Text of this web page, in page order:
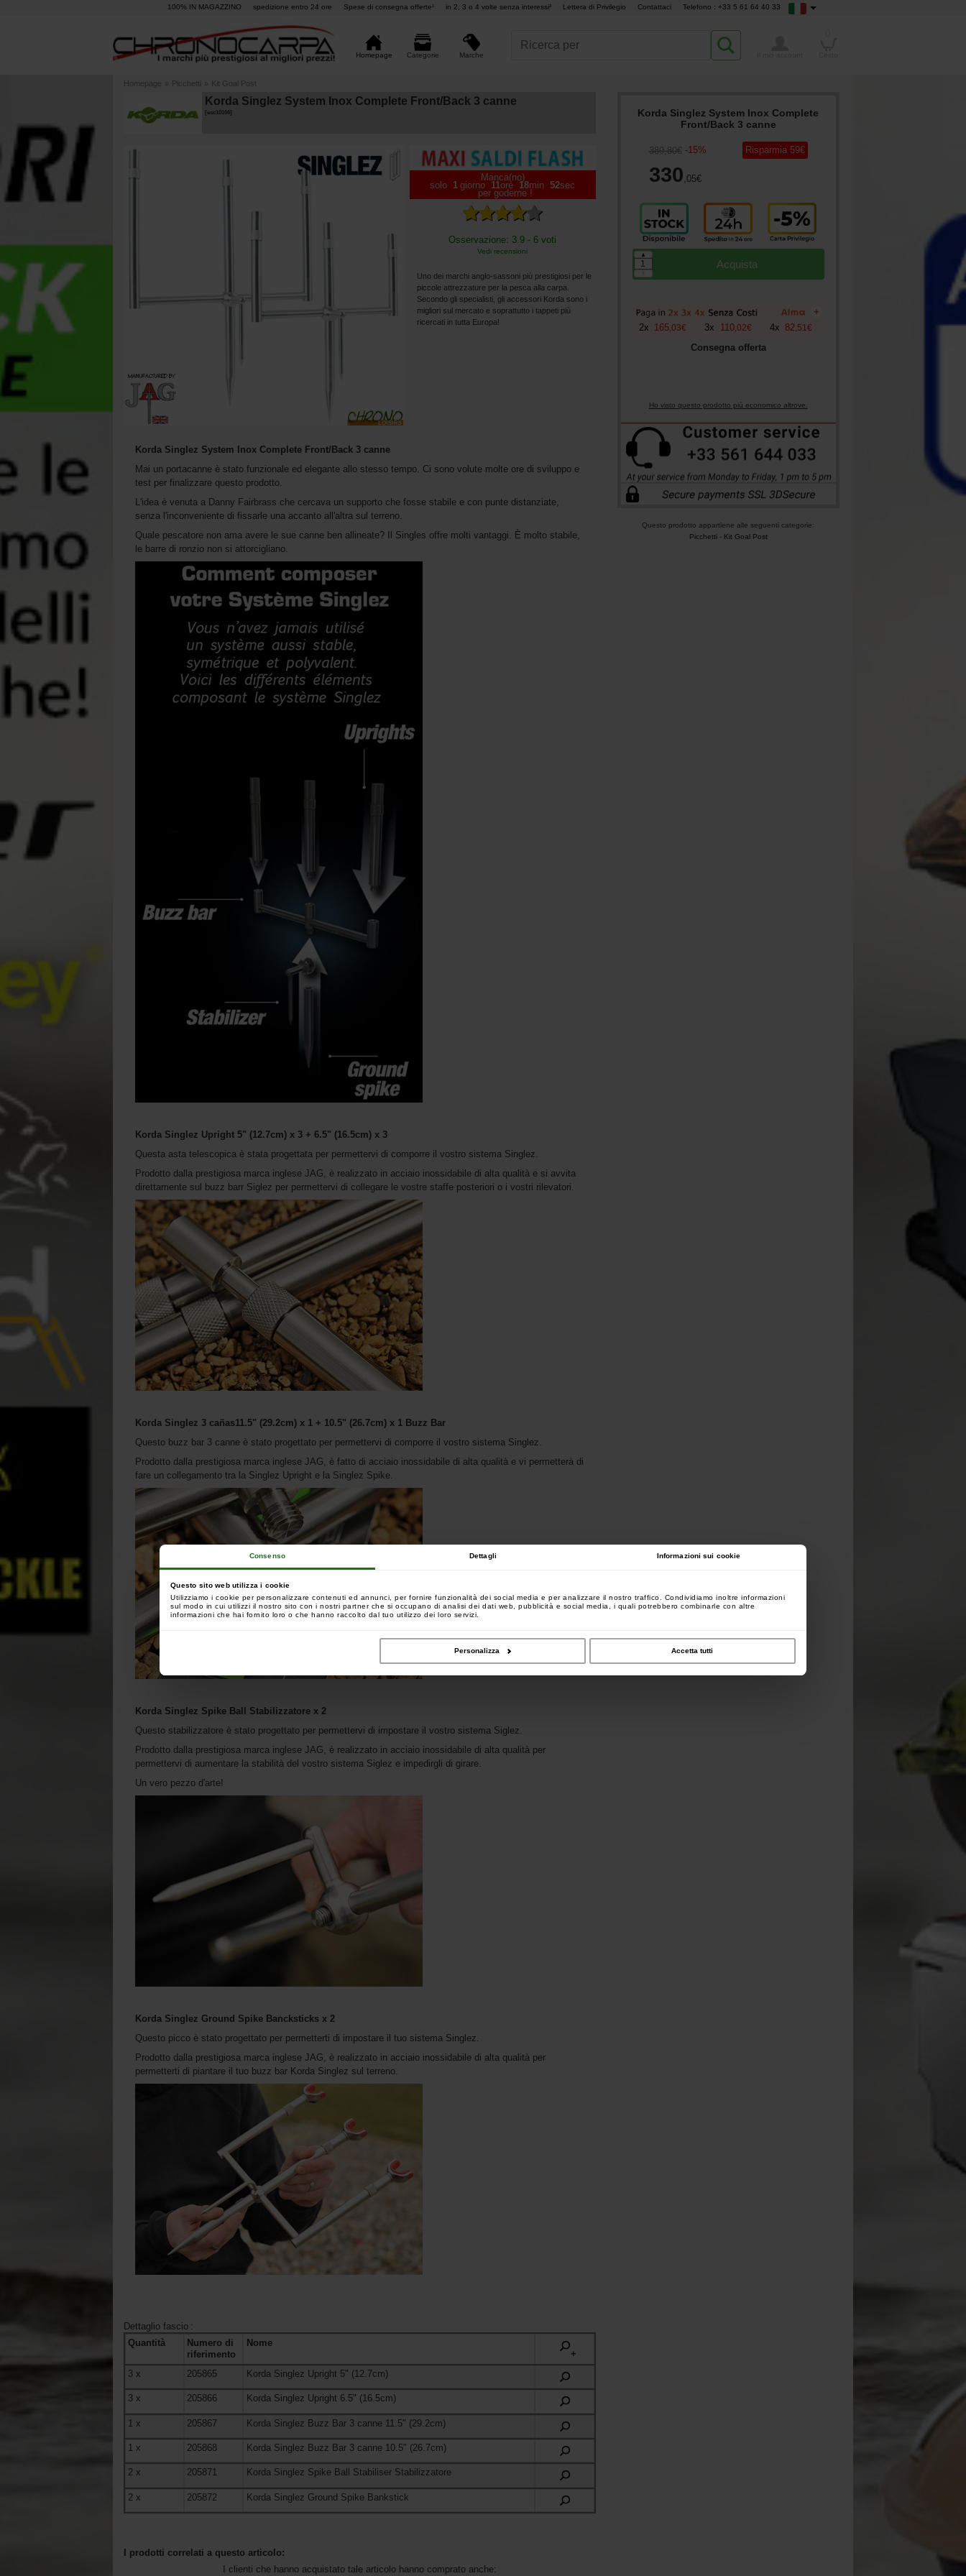
Consenso Dettagli Informazioni sui cookie
Questo sito web utilizza i cookie
Utilizziamo i cookie per personalizzare contenuti ed annunci, per fornire funzionalità dei social media e per analizzare il nostro traffico. Condividiamo inoltre informazioni
sul modo in cui utilizzi il nostro sito con i nostri partner che si occupano di analisi dei dati web, pubblicità e social media, i quali potrebbero combinarle con altre
informazioni che hai fornito loro o che hanno raccolto dal tuo utilizzo dei loro servizi.
Personalizza Accetta tutti
100% IN MAGAZZINO spedizione entro 24 ore Spese di consegna offerte¹ in 2, 3 o 4 volte senza interessi² Lettera di Privilegio Contattaci Telefono : +33 5 61 64 40 33
Homepage Categorie Marche
Homepage » Picchetti » Kit Goal Post
Korda Singlez System Inox Complete Front/Back 3 canne
esc10166]
Manca(no)
solo 1 giorno 11ore 18min 51sec
per goderne !
Osservazione: 3.9 - 6 voti
Vedi recensioni
Uno dei marchi anglo-sassoni più prestigiosi per le
piccole attrezzature per la pesca alla carpa.
Secondo gli specialisti, gli accessori Korda sono i
migliori sul mercato e soprattutto i tappeti più
ricercati in tutta Europa!
Korda Singlez System Inox Complete
Front/Back 3 canne
389,80€ -15%
330,05€
Risparmia 59€
Acquista
▲
+
2x 165, 03€ 3x 110, 02€ 4x 82 51€
Consegna offerta
Ho visto questo prodotto più economico altrove.
Questo prodotto appartiene alle seguenti categorie:
Picchetti- Kit Goal Post
Korda Singlez System Inox Complete Front/Back 3 canne
Mai un portacanne è stato funzionale ed elegante allo stesso tempo. Ci sono volute molte ore di sviluppo e
test per finalizzare questo prodotto.
L'idea è venuta a Danny Fairbrass che cercava un supporto che fosse stabile e con punte distanziate,
senza l'inconveniente di fissarle una accanto all'altra sul terreno.
Quale pescatore non ama avere le sue canne ben allineate? Il Singles offre molti vantaggi. È molto stabile,
le barre di ronzio non si attorcigliano.
Korda Singlez Upright 5" (12.7cm) x 3 + 6.5" (16.5cm) x 3
Questa asta telescopica è stata progettata per permettervi di comporre il vostro sistema Singlez.
Prodotto dalla prestigiosa marca inglese JAG, è realizzato in acciaio inossidabile di alta qualità e si avvita
direttamente sul buzz barr Siglez per permettervi di collegare le vostre staffe posteriori o i vostri rilevatori.
Korda Singlez 3 cañas11.5" (29.2cm) x 1 + 10.5" (26.7cm) x 1 Buzz Bar
Questo buzz bar 3 canne è stato progettato per permettervi di comporre il vostro sistema Singlez.
Prodotto dalla prestigiosa marca inglese JAG, è fatto di acciaio inossidabile di alta qualità e vi permetterà di
fare un collegamento tra la Singlez Upright e la Singlez Spike.
Korda Singlez Spike Ball Stabilizzatore x 2
Questo stabilizzatore è stato progettato per permettervi di impostare il vostro sistema Siglez.
Prodotto dalla prestigiosa marca inglese JAG, è realizzato in acciaio inossidabile di alta qualità per
permettervi di aumentare la stabilità del vostro sistema Siglez e impedirgli di girare.
Un vero pezzo d'arte!
Korda Singlez Ground Spike Bancksticks x 2
Questo picco è stato progettato per permetterti di impostare il tuo sistema Singlez.
Prodotto dalla prestigiosa marca inglese JAG, è realizzato in acciaio inossidabile di alta qualità per
permetterti di piantare il tuo buzz bar Korda Singlez sul terreno.
Dettaglio fascio :
Quantità
Numero di
riferimento
Nome
+
3 x 205865 Korda Singlez Upright 5" (12.7cm)
3 x 205866 Korda Singlez Upright 6.5" (16.5cm)
1 x 205867 Korda Singlez Buzz Bar 3 canne 11.5" (29.2cm)
1 x 205868 Korda Singlez Buzz Bar 3 canne 10.5" (26.7cm)
2 x 205871 Korda Singlez Spike Ball Stabiliser Stabilizzatore
2 x 205872 Korda Singlez Ground Spike Bankstick
I prodotti correlati a questo articolo:
I clienti che hanno acquistato tale articolo hanno comprato anche: